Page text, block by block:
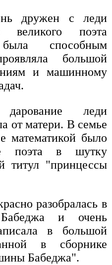
дружен с леди
великого поэта
способным
большой
и машинному
дарование леди
от матери. В семье
математикой было
поэта в шутку
титул "принцессы
разобралась в
и очень
в большой
в сборнике
Бабеджа".